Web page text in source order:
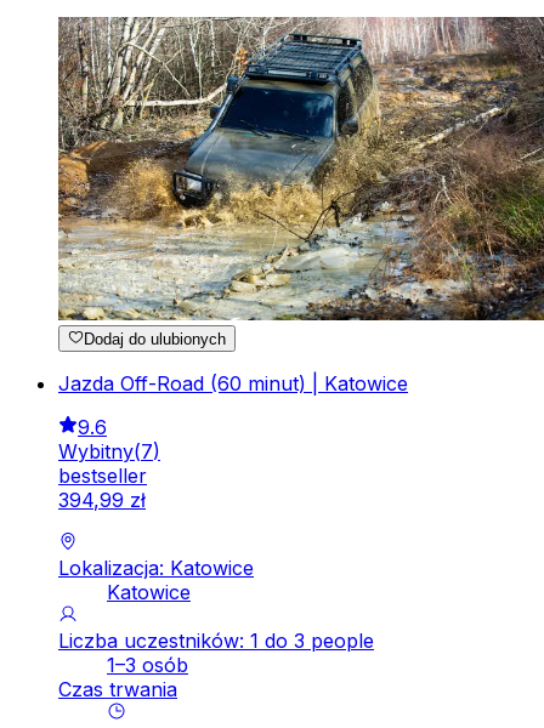
Dodaj do ulubionych
Jazda Off-Road (60 minut) | Katowice
9.6
Wybitny(7)
bestseller
394,99 zł
Lokalizacja: Katowice
Katowice
Liczba uczestników: 1 do 3 people
1–3 osób
Czas trwania